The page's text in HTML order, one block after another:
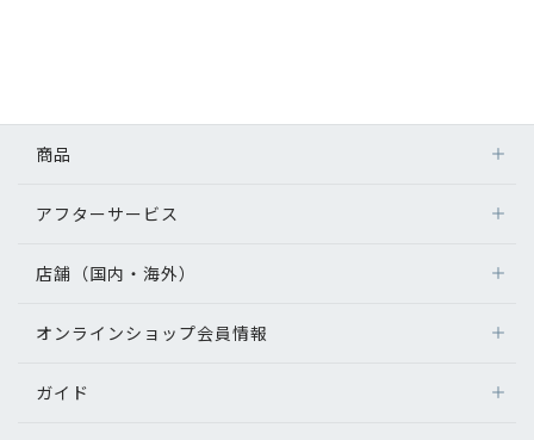
商品
アフターサービス
店舗（国内・海外）
オンラインショップ会員情報
ガイド